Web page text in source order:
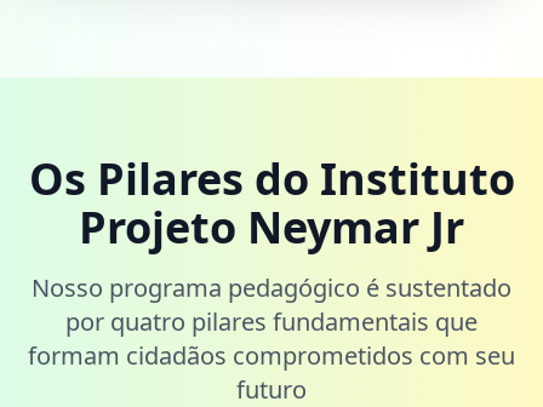
Os Pilares do Instituto
Projeto Neymar Jr
Nosso programa pedagógico é sustentado
por quatro pilares fundamentais que
formam cidadãos comprometidos com seu
futuro